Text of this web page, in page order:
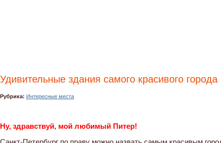
Удивительные здания самого красивого
Рубрика: Интересные места
Ну, здравствуй, мой любимый Питер!